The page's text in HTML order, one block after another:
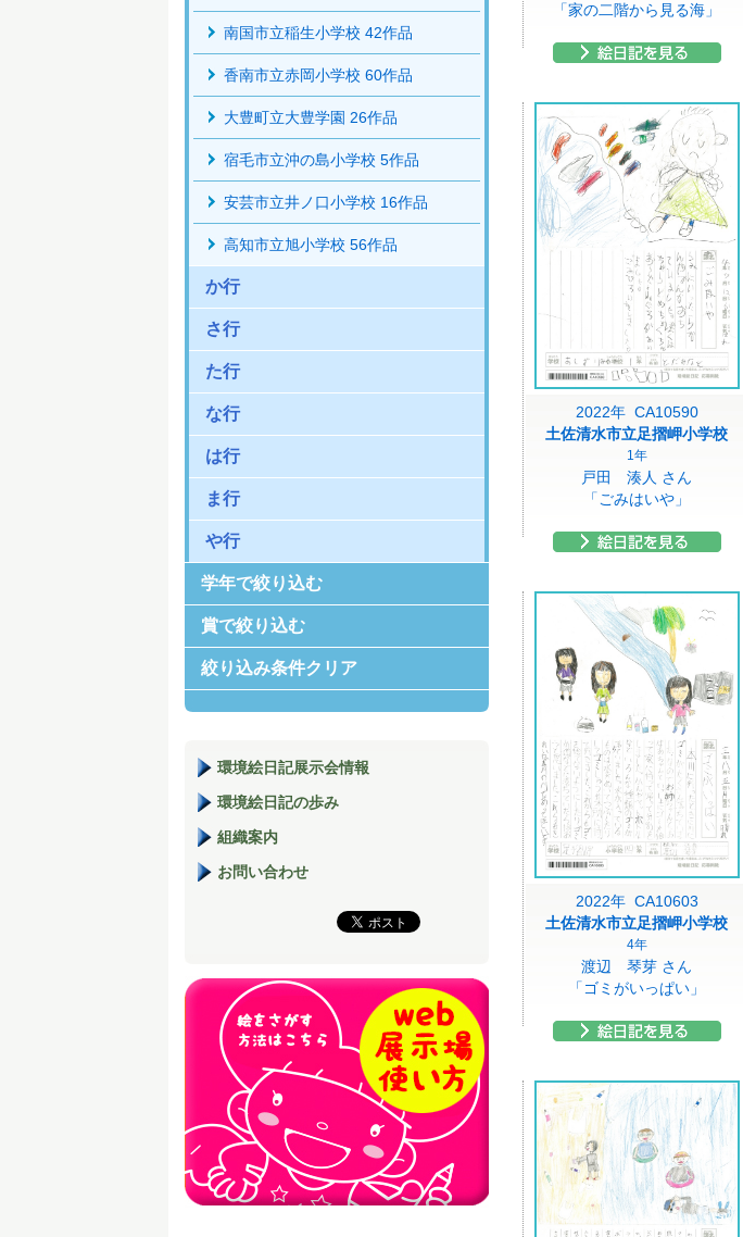
「家の二階から見る海」
2022年 CA10590
土佐清水市立足摺岬小学校
1年
戸田 湊人 さん
「ごみはいや」
2022年 CA10603
土佐清水市立足摺岬小学校
4年
渡辺 琴芽 さん
「ゴミがいっぱい」
南国市立稲生小学校 42作品
香南市立赤岡小学校 60作品
大豊町立大豊学園 26作品
宿毛市立沖の島小学校 5作品
安芸市立井ノ口小学校 16作品
高知市立旭小学校 56作品
か行
さ行
た行
な行
は行
ま行
や行
学年で絞り込む
賞で絞り込む
絞り込み条件クリア
環境絵日記展示会情報
環境絵日記の歩み
組織案内
お問い合わせ